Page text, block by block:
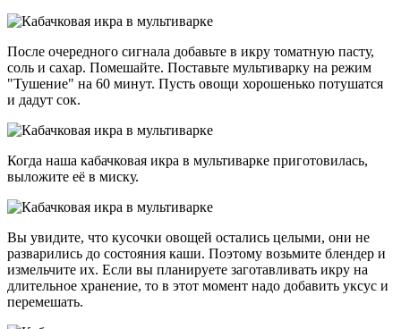
После очередного сигнала добавьте в икру томатную пасту,
соль и сахар. Помешайте. Поставьте мультиварку на режим
"Тушение" на 60 минут. Пусть овощи хорошенько потушатся
и дадут сок.
Когда наша кабачковая икра в мультиварке приготовилась,
выложите её в миску.
Вы увидите, что кусочки овощей остались целыми, они не
разварились до состояния каши. Поэтому возьмите блендер и
измельчите их. Если вы планируете заготавливать икру на
длительное хранение, то в этот момент надо добавить уксус и
перемешать.